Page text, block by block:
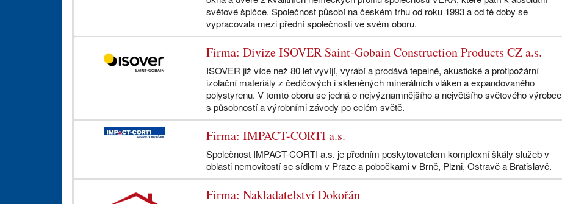
světové špičce. Společnost působí na českém trhu od roku 1993 a od té doby se
vypracovala mezi přední společnosti ve svém oboru.
Firma: Divize ISOVER Saint-Gobain Construction Products CZ a.s.
ISOVER již více než 80 let vyvíjí, vyrábí a prodává tepelné, akustické a protipožární
izolační materiály z čedičových i skleněných minerálních vláken a expandovaného
polystyrenu. V tomto oboru se jedná o nejvýznamnějšího a největšího světového výrobce
s působností a výrobními závody po celém světě.
Firma: IMPACT-CORTI a.s.
Společnost IMPACT-CORTI a.s. je předním poskytovatelem komplexní škály služeb v
oblasti nemovitostí se sídlem v Praze a pobočkami v Brně, Plzni, Ostravě a Bratislavě.
Firma: Nakladatelství Dokořán